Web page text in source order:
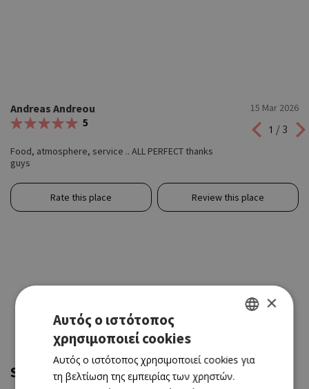
Andreas Andreou
5
15 Mar 2026
Food, atmosphere, service .. ALL PERFECT thanks
guys
1 / 3
Rate this place Review this place
Similar and near
ENGLISH
×
Αυτός ο ιστότοπος
χρησιμοποιεί cookies
Αυτός ο ιστότοπος χρησιμοποιεί cookies για
τη βελτίωση της εμπειρίας των χρηστών.